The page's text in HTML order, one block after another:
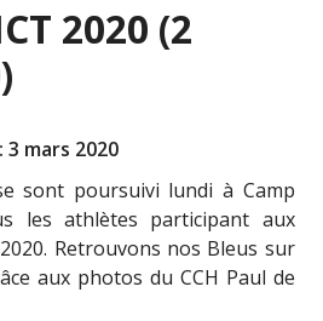
2020 (2
mars 2020
sont poursuivi lundi à Camp
les athlètes participant aux
Retrouvons nos Bleus sur
aux photos du CCH Paul de